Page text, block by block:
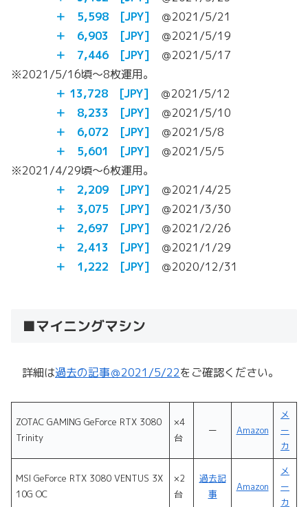
＋ 5,598 [JPY] ＠2021/5/21
＋ 6,903 [JPY] ＠2021/5/19
＋
7,446 [JPY] ＠2021/5/17
※2021/5/16頃～8枚運用。
＋ 13,728 [JPY] ＠2021/5/12
＋ 8,233 [JPY] ＠2021/5/10
＋ 6,072 [JPY] ＠2021/5/8
＋ 5,601 [JPY] ＠2021/5/5
※2021/4/29頃～6枚運用。
＋ 2,209 [JPY] ＠2021/4/25
＋ 3,075 [JPY] ＠2021/3/30
＋ 2,697 [JPY] ＠2021/2/26
＋ 2,413 [JPY] ＠2021/1/29
＋ 1,222 [JPY] ＠2020/12/31
■マイニングマシン
詳細は過去の記事＠2021/5/22をご確認ください。
ZOTAC GAMING GeForce RTX 3080
Trinity
×4
台
ー Amazon
メ
ー
カ
MSI GeForce RTX 3080 VENTUS 3X
10G OC
×2
台
過去記
事
Amazon
メ
ー
カ